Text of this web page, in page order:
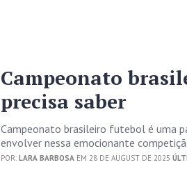
Campeonato
precisa saber
Campeonato brasileiro futebol é uma
envolver nessa emocionante
POR:LARA BARBOSA EM 28 DE AUGUST DE 2025